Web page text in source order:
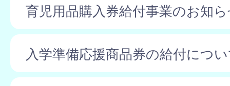
育児用品購入券給付事業のお知
入学準備応援商品券の給付につ